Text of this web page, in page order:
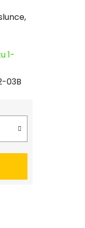
1-
03B